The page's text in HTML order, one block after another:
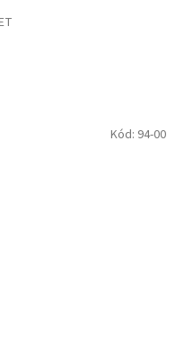
Kód: 94-00